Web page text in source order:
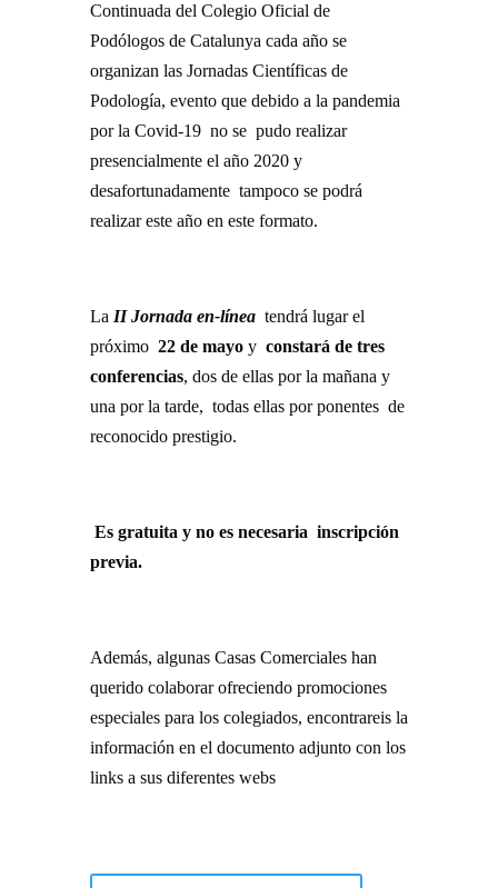
Continuada del Colegio Oficial de
Podólogos de Catalunya cada año se
organizan las Jornadas Científicas de
Podología, evento que debido a la pandemia
por la Covid-19 no se pudo realizar
presencialmente el año 2020 y
desafortunadamente tampoco se podrá
realizar este año en este formato.
La II Jornada en-línea tendrá lugar el
próximo 22 de mayoy constará de tres
conferencias, dos de ellas por la mañana y
una por la tarde, todas ellas por ponentes de
reconocido prestigio.
Es gratuita y no es necesaria inscripción
previa.
Además, algunas Casas Comerciales han
querido colaborar ofreciendo promociones
especiales para los colegiados, encontrareis la
información en el documento adjunto con los
links a sus diferentes webs